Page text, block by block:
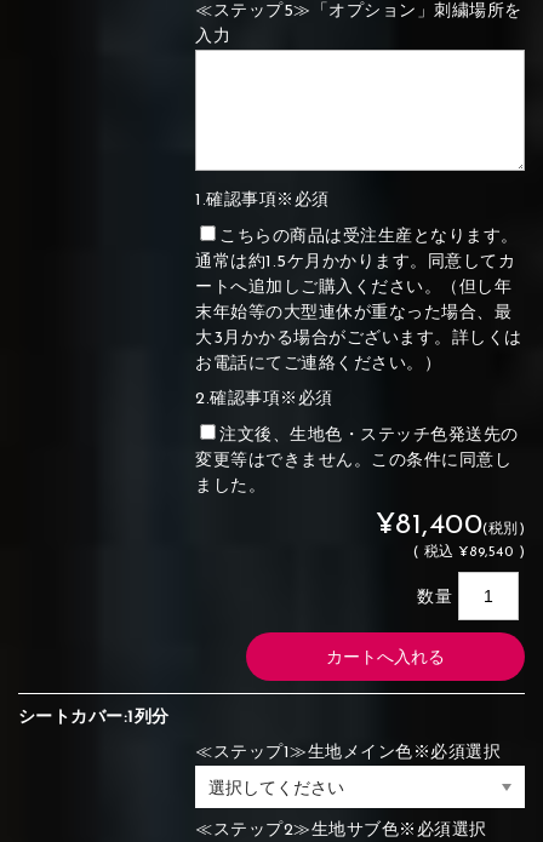
≪ステップ5≫「オプション」刺繍場所を
入力
1.確認事項※必須
こちらの商品は受注生産となります。
通常は約1.5ケ月かかります。同意してカ
ートへ追加しご購入ください。（但し年
末年始等の大型連休が重なった場合、最
大3月かかる場合がございます。詳しくは
お電話にてご連絡ください。）
2.確認事項※必須
注文後、生地色・ステッチ色発送先の
変更等はできません。この条件に同意し
ました。
¥81,400(税別)
( 税込 ¥89,540 )
数量
シートカバー:1列分
≪ステップ1≫生地メイン色※必須選択
≪ステップ2≫生地サブ色※必須選択